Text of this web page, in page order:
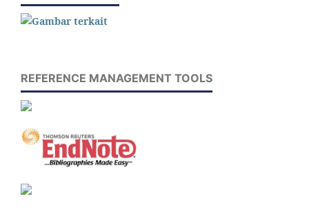
REFERENCE MANAGEMENT TOOLS